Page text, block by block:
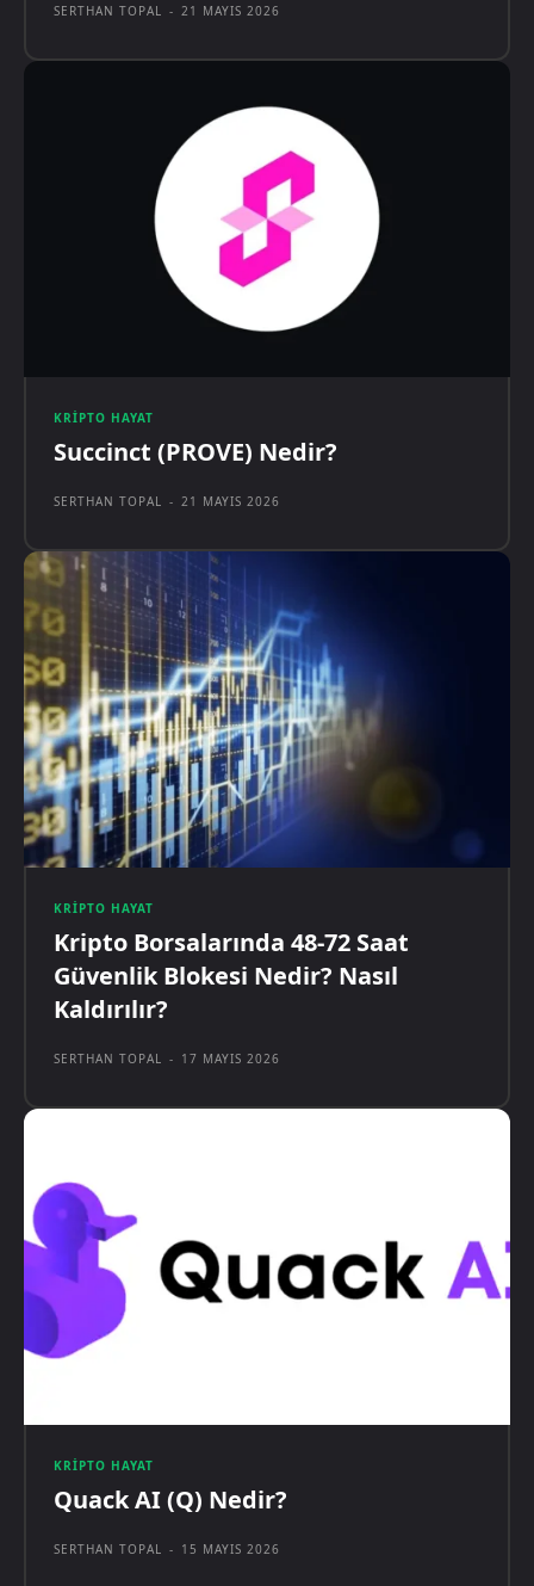
SERTHAN TOPAL - 21 MAYIS 2026
KRIPTO HAYAT
Succinct (PROVE) Nedir?
SERTHAN TOPAL - 21 MAYIS 2026
KRIPTO HAYAT
Kripto Borsalarında 48-72 Saat
Güvenlik Blokesi Nedir? Nasıl
Kaldırılır?
SERTHAN TOPAL - 17 MAYIS 2026
KRIPTO HAYAT
Quack AI (Q) Nedir?
SERTHAN TOPAL - 15 MAYIS 2026